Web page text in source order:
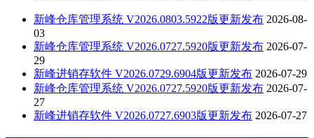
新峰仓库管理系统 V2026.0803.5922版更新发布 2026-08-
03
新峰仓库管理系统 V2026.0727.5920版更新发布 2026-07-
29
新峰进销存软件 V2026.0729.6904版更新发布 2026-07-29
新峰仓库管理系统 V2026.0727.5920版更新发布 2026-07-
27
新峰进销存软件 V2026.0727.6903版更新发布 2026-07-27